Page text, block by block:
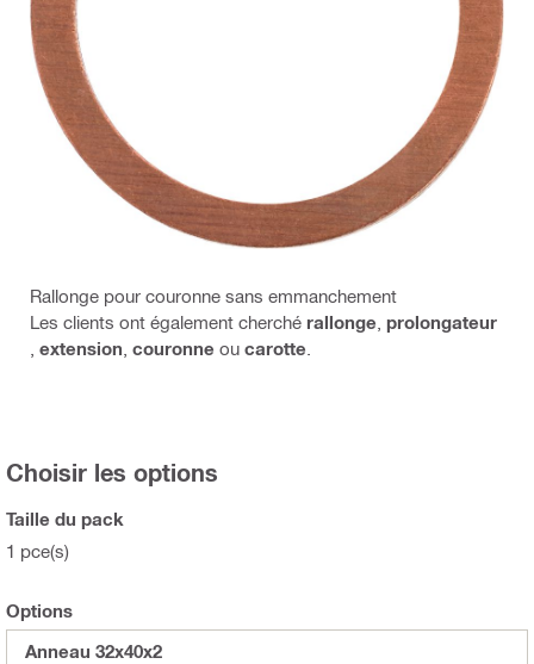
Rallonge pour couronne sans emmanchement
Les clients ont également cherché rallonge prolongateur
extension couronne ou carotte
Choisir les options
Taille du pack
1 pce(s)
Options
Anneau 32x40x2